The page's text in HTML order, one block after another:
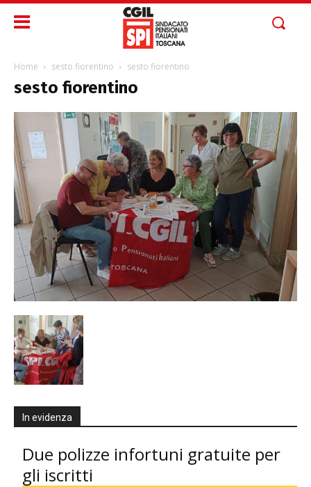
Home sesto fiorentino sesto fiorentino
sesto fiorentino
In evidenza
Due polizze infortuni gratuite per
gli iscritti